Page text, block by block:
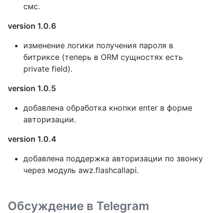
смс.
version 1.0.6
изменение логики получения пароля в
битриксе (теперь в ORM сущностях есть
private field).
version 1.0.5
добавлена обработка кнопки enter в форме
авторизации.
version 1.0.4
добавлена поддержка авторизации по звонку
через модуль awz.flashcallapi.
Обсуждение в Telegram